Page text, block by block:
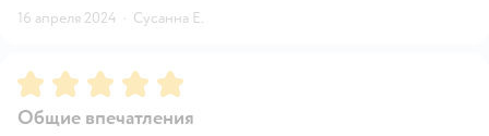
16 апреля 2024 · Сусанна Е.
Рейтинг:5
Общие впечатления